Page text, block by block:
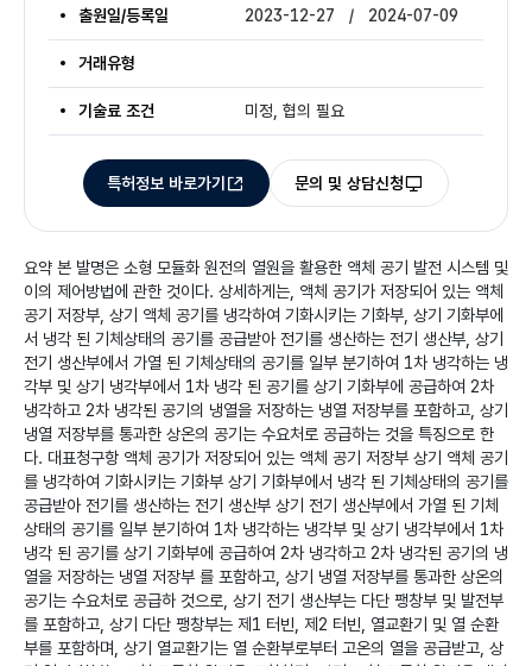
출원일/등록일 2023-12-27 / 2024-07-09
거래유형
기술료 조건 미정, 협의 필요
특허정보 바로가기 문의 및 상담신청
요약 본 발명은 소형 모듈화 원전의 열원을 활용한 액체 공기 발전 시스템 및
이의 제어방법에 관한 것이다. 상세하게는, 액체 공기가 저장되어 있는 액체
공기 저장부, 상기 액체 공기를 냉각하여 기화시키는 기화부, 상기 기화부에
서 냉각 된 기체상태의 공기를 공급받아 전기를 생산하는 전기 생산부, 상기
전기 생산부에서 가열 된 기체상태의 공기를 일부 분기하여 1차 냉각하는 냉
각부 및 상기 냉각부에서 1차 냉각 된 공기를 상기 기화부에 공급하여 2차
냉각하고 2차 냉각된 공기의 냉열을 저장하는 냉열 저장부를 포함하고, 상기
냉열 저장부를 통과한 상온의 공기는 수요처로 공급하는 것을 특징으로 한
다. 대표청구항 액체 공기가 저장되어 있는 액체 공기 저장부 상기 액체 공기
를 냉각하여 기화시키는 기화부 상기 기화부에서 냉각 된 기체상태의 공기를
공급받아 전기를 생산하는 전기 생산부 상기 전기 생산부에서 가열 된 기체
상태의 공기를 일부 분기하여 1차 냉각하는 냉각부 및 상기 냉각부에서 1차
냉각 된 공기를 상기 기화부에 공급하여 2차 냉각하고 2차 냉각된 공기의 냉
열을 저장하는 냉열 저장부 를 포함하고, 상기 냉열 저장부를 통과한 상온의
공기는 수요처로 공급하 것으로, 상기 전기 생산부는 다단 팽창부 및 발전부
를 포함하고, 상기 다단 팽창부는 제1 터빈, 제2 터빈, 열교환기 및 열 순환
부를 포함하며, 상기 열교환기는 열 순환부로부터 고온의 열을 공급받고, 상